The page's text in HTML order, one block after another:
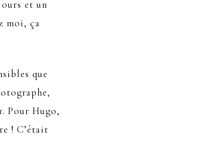
et un
moi, ça
que
Pour Hugo,
! C’était